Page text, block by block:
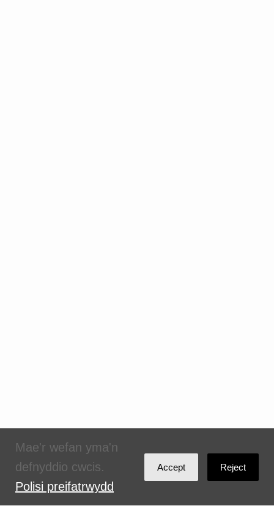
Mae'r wefan yma'n
defnyddio cwcis.
Polisi preifatrwydd
Accept Reject